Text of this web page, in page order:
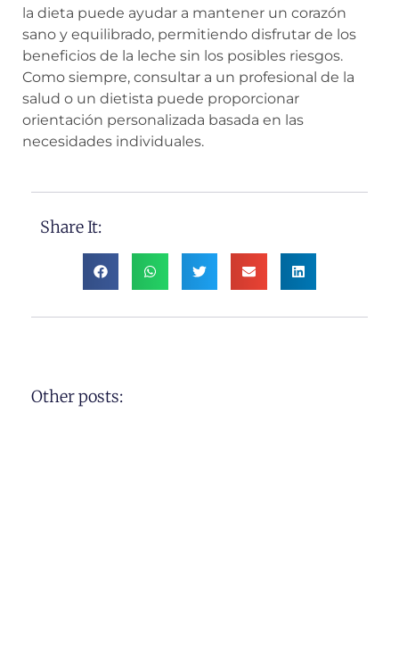
la dieta puede ayudar a mantener un corazón
sano y equilibrado, permitiendo disfrutar de los
beneficios de la leche sin los posibles riesgos.
Como siempre, consultar a un profesional de la
salud o un dietista puede proporcionar
orientación personalizada basada en las
necesidades individuales.
Share It:
Other posts: